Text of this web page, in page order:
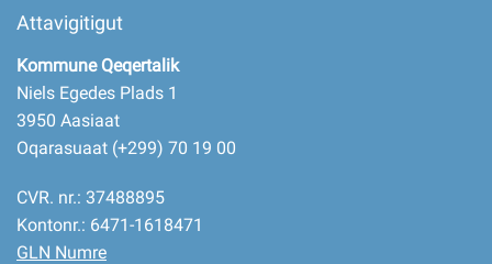
Attavigitigut
Kommune Qeqertalik
Niels Egedes Plads 1
3950 Aasiaat
Oqarasuaat (+299) 70 19 00
CVR. nr.: 37488895
Kontonr.: 6471-1618471
GLN Numre